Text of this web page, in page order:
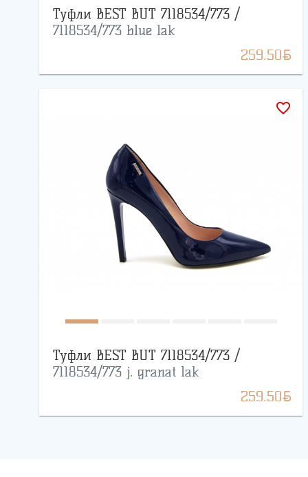
Туфли BEST BUT 7118534/773 /
7118534/773 blue lak
259.50BYN
favorite_border
Туфли BEST BUT 7118534/773 /
7118534/773 j. granat lak
259.50BYN